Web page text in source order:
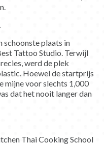
schoonste plaats in
Tattoo Studio. Terwijl
werd de plek
Hoewel de startprijs
mijne voor slechts 1,000
dat het nooit langer dan